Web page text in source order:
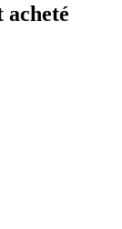
acheté